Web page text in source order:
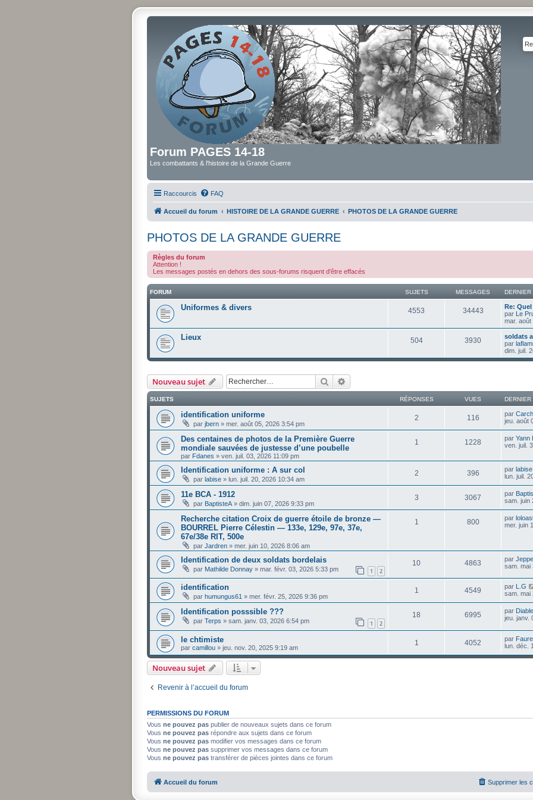
Forum PAGES 14-18
Les combattants & l'histoire de la Grande Guerre
Raccourcis FAQ
Accueil du forum HISTOIRE DE LA GRANDE GUERRE PHOTOS DE LA GRANDE GUERRE
PHOTOS DE LA GRANDE GUERRE
Règles du forum
Attention !
Les messages postés en dehors des sous-forums risquent d'être effacés
FORUM SUJETS MESSAGES
Uniformes & divers 4553 34443
Re:
par Le
mar. août
Lieux 504 3930
soldats
par
dim. juil.
Nouveau sujet Rechercher
SUJETS RÉPONSES VUES
identification uniforme
par jbern » mer. août 05, 2026 3:54 pm
2 116 par
jeu. août
Des centaines de photos de la Première Guerre
mondiale sauvées de justesse d’une poubelle
par Fdanes » ven. juil. 03, 2026 11:09 pm
1 1228 par Yann
ven. juil.
Identification uniforme : A sur col
par labise » lun. juil. 20, 2026 10:34 am
2 396 par labise
lun. juil.
11e BCA - 1912
par BaptisteA » dim. juin 07, 2026 9:33 pm
3 3067 par
sam. juin
Recherche citation Croix de guerre étoile de bronze —
BOURREL Pierre Célestin — 133e, 129e, 97e, 37e,
67e/38e RIT, 500e
par Jardren » mer. juin 10, 2026 8:06 am
1 800 par
mer. juin
Identification de deux soldats bordelais
par Mathilde Donnay » mar. févr. 03, 2026 5:33 pm 1 2
10 4863 par
sam. mai
identification
par humungus61 » mer. févr. 25, 2026 9:36 pm
1 4549 par L.G
sam. mai
Identification posssible ???
par Terps » sam. janv. 03, 2026 6:54 pm 1 2
18 6995 par
jeu. janv.
le chtimiste
par camillou » jeu. nov. 20, 2025 9:19 am
1 4052 par Faure
lun. déc.
Nouveau sujet
Revenir à l’accueil du forum
PERMISSIONS DU FORUM
Vous ne pouvez pas publier de nouveaux sujets dans ce forum
Vous ne pouvez pas répondre aux sujets dans ce forum
Vous ne pouvez pas modifier vos messages dans ce forum
Vous ne pouvez pas supprimer vos messages dans ce forum
Vous ne pouvez pas transférer de pièces jointes dans ce forum
Accueil du forum Supprimer les